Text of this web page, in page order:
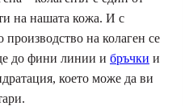
на нашата кожа. И с
на колаген се
до фини линии и бръчки и
което може да ви